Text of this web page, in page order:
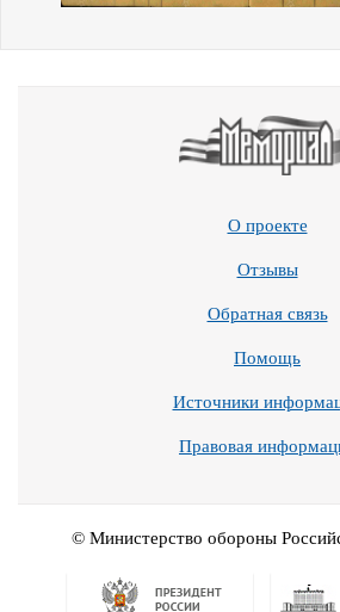
О проекте
Отзывы
Обратная связь
Помощь
Источники
Правовая
© Министерство обороны